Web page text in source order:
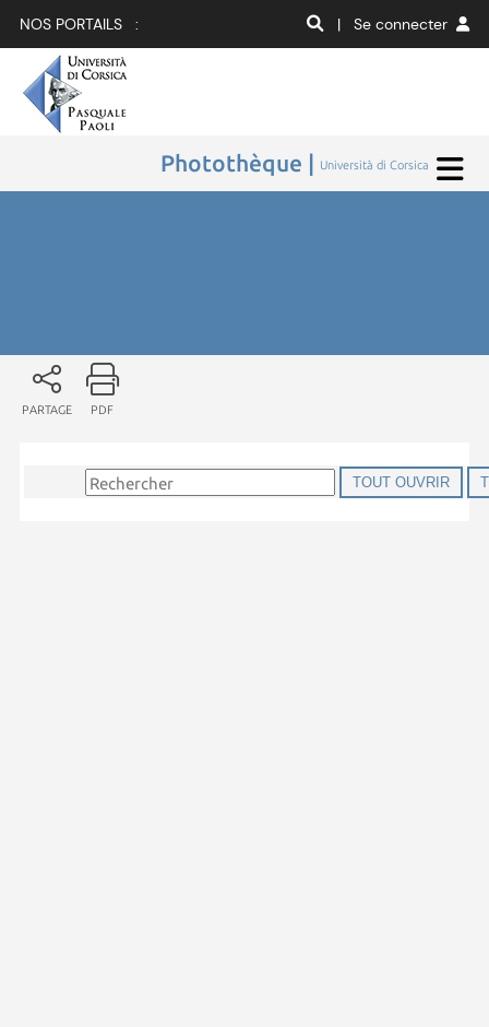
NOS PORTAILS : | Se connecter
Photothèque | Università di Corsica
PARTAGE PDF
TOUT OUVRIR